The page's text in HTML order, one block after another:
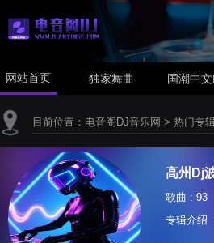
网站首页 独家舞曲 国潮中
目前位置： 电音阁DJ音乐网 > 热门专
高州Dj
歌曲 :
专辑介绍